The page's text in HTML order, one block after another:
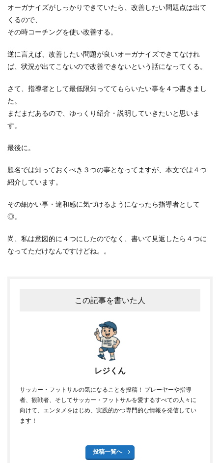
オーガナイズがしっかりできていたら、改善したい問題点は出て
くるので、
その時コーチングを使い改善する。
逆に言えば、改善したい問題が良いオーガナイズできてなけれ
ば、状況が出てこないので改善できないという話になってくる。
さて、指導者として最低限知っててもらいたい事を４つ書きまし
た。
まだまだあるので、ゆっくり紹介・説明していきたいと思いま
す。
最後に。
題名では知っておくべき３つの事となってますが、本文では４つ
紹介しています。
その細かい事・違和感に気づけるようになったら指導者として
◎。
尚、私は意図的に４つにしたのでなく、書いて見返したら４つに
なってただけなんですけどね。。
この記事を書いた人
レジくん
サッカー・フットサルの気になることを投稿！ プレーヤーや指導
者、観戦者、そしてサッカー・フットサルを愛するすべての人々に
向けて、エンタメをはじめ、実践的かつ専門的な情報を発信してい
ます！
投稿一覧へ